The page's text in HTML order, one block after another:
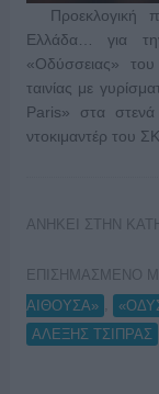
Προεκλογική
Ελλάδα… για
«Οδύσσειας»
ταινίας με
Paris» στα
ντοκιμαντέρ του
ΑΝΗΚΕΙ ΣΤΗΝ
ΕΠΙΣΗΜΑΣΜΕΝΟ
ΑΙΘΟΥΣΑ»
ΑΛΕΞΗΣ ΤΣΙΠΡΑΣ